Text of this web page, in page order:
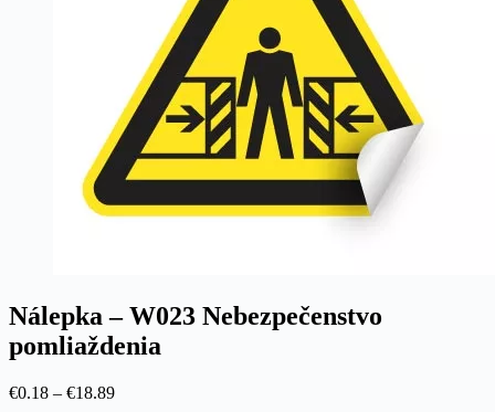
Nálepka – W023 Nebezpečenstvo
pomliaždenia
€0.18 – €18.89Price